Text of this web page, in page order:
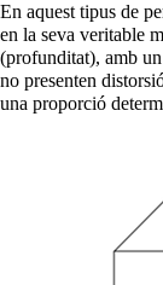
En aquest tipus de
en la seva veritable
(profunditat), amb
no presenten
una proporció